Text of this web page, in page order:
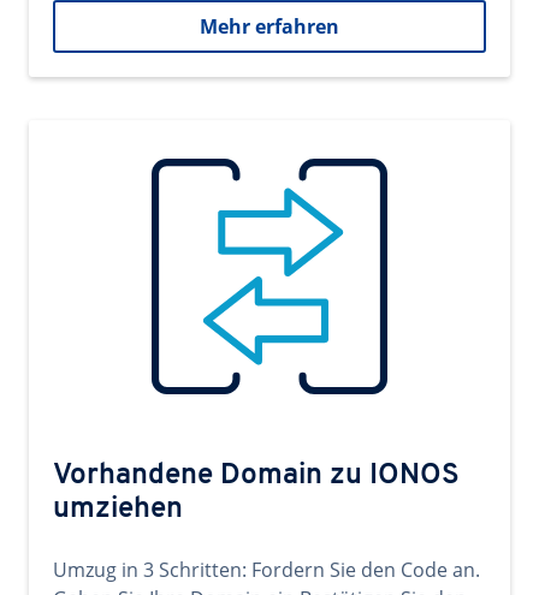
Mehr erfahren
Vorhandene Domain zu IONOS
umziehen
Umzug in 3 Schritten: Fordern Sie den Code an.